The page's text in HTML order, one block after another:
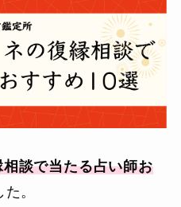
談で当たる占い師お
。